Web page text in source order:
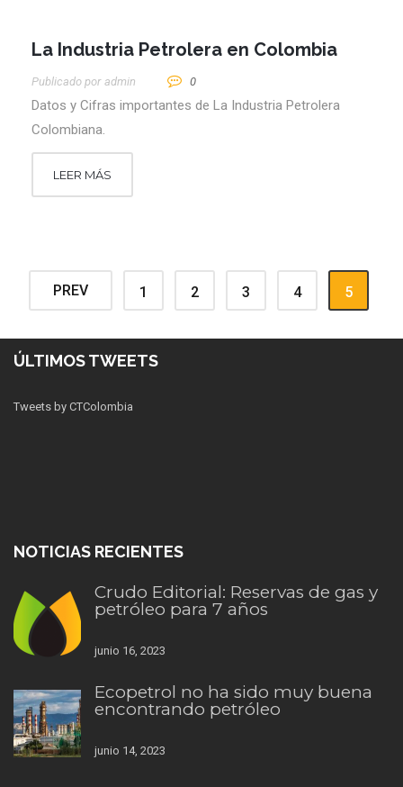
La Industria Petrolera en Colombia
Publicado por Admin 0
Datos y Cifras importantes de La Industria Petrolera
Colombiana.
LEER MÁS
PREV 1 2 3 4 5
ÚLTIMOS TWEETS
Tweets by CTColombia
NOTICIAS RECIENTES
Crudo Editorial: Reservas de gas y
petróleo para 7 años
junio 16, 2023
Ecopetrol no ha sido muy buena
encontrando petróleo
junio 14, 2023